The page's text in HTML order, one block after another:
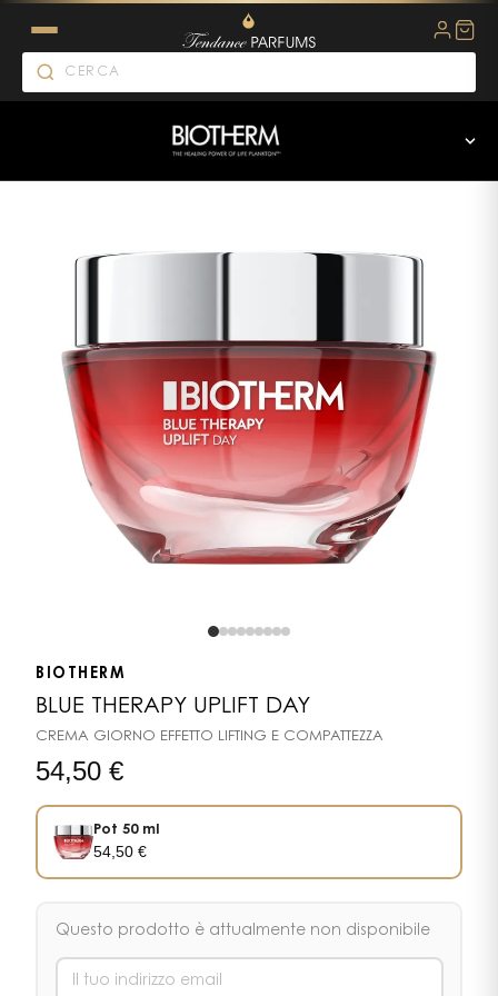
BIOTHERM
BLUE THERAPY UPLIFT DAY
CREMA GIORNO EFFETTO LIFTING E COMPATTEZZA
54,50 €
Pot 50 ml
54,50€
Questo prodotto è attualmente non disponibile